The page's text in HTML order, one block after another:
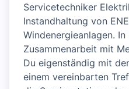
Servicetechniker
Instandhaltung von
Windenergieanlagen.
Zusammenarbeit mit
Du eigenständig mit
einem vereinbarten